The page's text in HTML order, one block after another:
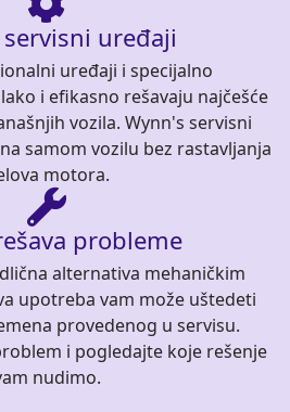
uređaji
uređaji i specijalno
i efikasno rešavaju najčešće
vozila. Wynn's servisni
samom vozilu bez rastavljanja
motora.
probleme
alternativa mehaničkim
upotreba vam može uštedeti
provedenog u servisu.
i pogledajte koje rešenje
nudimo.